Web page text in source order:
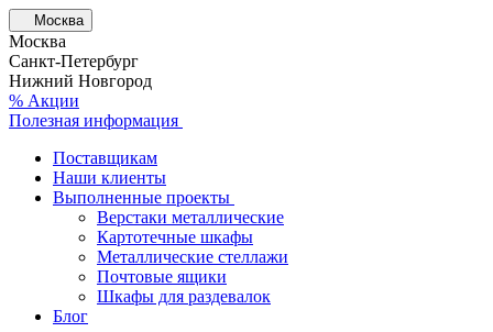
Москва
Москва
Санкт-Петербург
Нижний Новгород
% Акции
Полезная информация
Поставщикам
Наши клиенты
Выполненные проекты
Верстаки металлические
Картотечные шкафы
Металлические стеллажи
Почтовые ящики
Шкафы для раздевалок
Блог